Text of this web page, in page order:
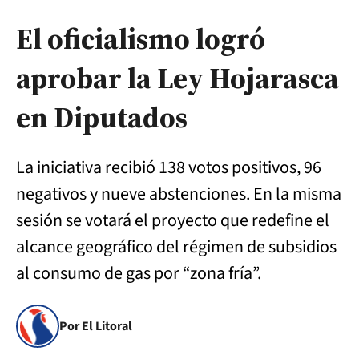
El oficialismo logró
aprobar la Ley Hojarasca
en Diputados
La iniciativa recibió 138 votos positivos, 96
negativos y nueve abstenciones. En la misma
sesión se votará el proyecto que redefine el
alcance geográfico del régimen de subsidios
al consumo de gas por “zona fría”.
Por El Litoral